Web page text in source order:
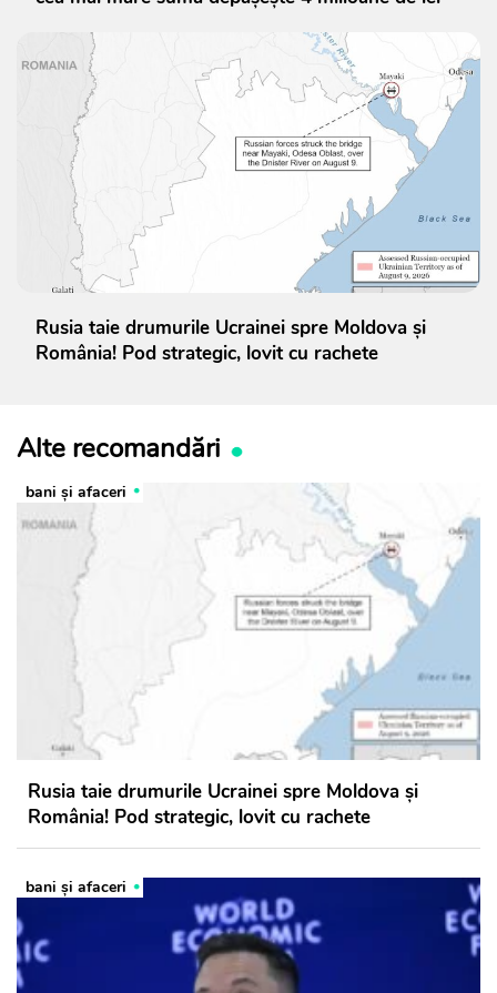
Rusia taie drumurile Ucrainei spre Moldova și
România! Pod strategic, lovit cu rachete
Alte recomandări
bani și afaceri
Rusia taie drumurile Ucrainei spre Moldova și
România! Pod strategic, lovit cu rachete
bani și afaceri